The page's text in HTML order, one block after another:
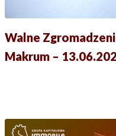
Walne
Makrum –